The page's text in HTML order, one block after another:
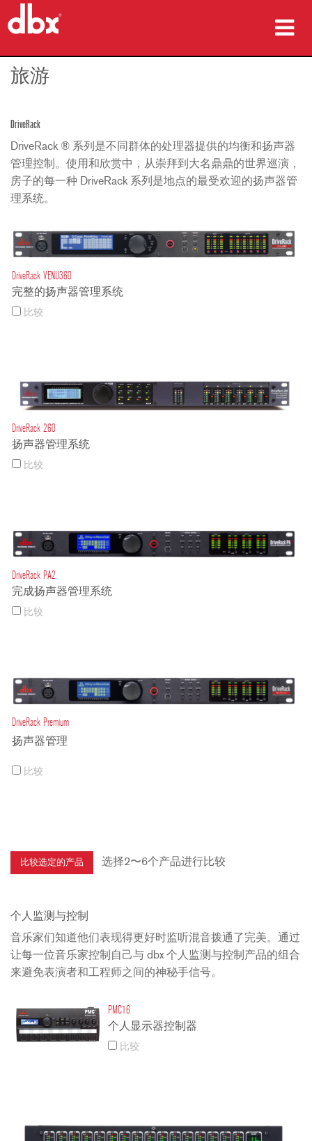
产品
培训
支持
语言/地区
旅游
DriveRack
DriveRack ® 系列是不同群体的处理器提供的均衡和扬声器
管理控制。使用和欣赏中，从崇拜到大名鼎鼎的世界巡演，
房子的每一种 DriveRack 系列是地点的最受欢迎的扬声器管
理系统。
DriveRack VENU360
完整的扬声器管理系统
比较
DriveRack 260
扬声器管理系统
比较
DriveRack PA2
完成扬声器管理系统
比较
DriveRack Premium
扬声器管理
比较
选择2〜6个产品进行比较
个人监测与控制
音乐家们知道他们表现得更好时监听混音拨通了完美。通过
让每一位音乐家控制自己与 dbx 个人监测与控制产品的组合
来避免表演者和工程师之间的神秘手信号。
PMC16
个人显示器控制器
比较